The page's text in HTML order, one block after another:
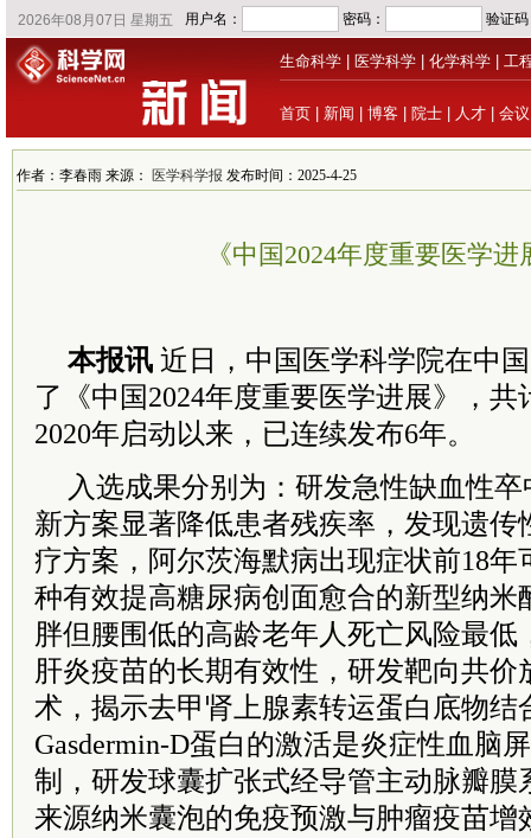
生命科学 医学科学 化学科学 工
首页 新闻 博客 院士 人才 会议
作者：李春雨 来源： 医学科学报 发布时间：2025-4-25
《中国2024年度重要医学
本报讯 近日，中国医学科学院在中
了《中国2024年度重要医学进展》，共
2020年启动以来，已连续发布6年。
入选成果分别为：研发急性缺血性
新方案显著降低患者残疾率，发现遗传
疗方案，阿尔茨海默病出现症状前18年
种有效提高糖尿病创面愈合的新型纳米
胖但腰围低的高龄老年人死亡风险最低
肝炎疫苗的长期有效性，研发靶向共价
术，揭示去甲肾上腺素转运蛋白底物结
Gasdermin-D蛋白的激活是炎症性血脑
制，研发球囊扩张式经导管主动脉瓣膜
来源纳米囊泡的免疫预激与肿瘤疫苗增